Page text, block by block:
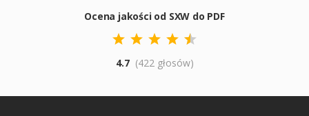
Ocena jakości od SXW do PDF
4.7 (422 głosów)